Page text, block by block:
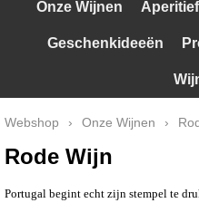
Witte druiven
Rode Druiven
Onze Wijnen Aperitief
Geschenkideeën
Webshop › Onze Wijnen ›
Rode Wijn
Portugal begint echt zijn stempel te